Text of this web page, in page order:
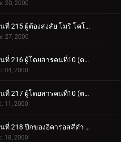
20, 2000
ตอนที่ 215 ผู้ต้องสงสัย โมริ โคโกโร่ (ตอนจบ)
27, 2000
ตอนที่ 216 ผู้โดยสารคนที่10 (ตอนแรก)
04, 2000
ตอนที่ 217 ผู้โดยสารคนที่10 (ตอนจบ)
11, 2000
ตอนที่ 218 ปีกของอิคารอสสีดำ (ตอนแรก)
18, 2000